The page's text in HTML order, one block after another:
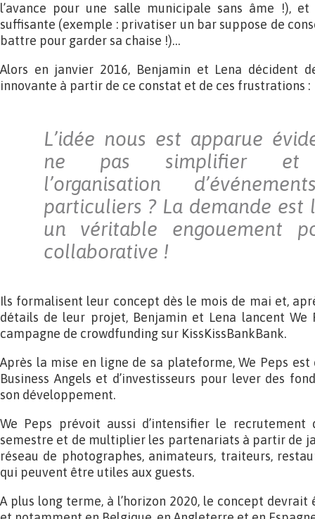
l’avance pour une salle municipale sans âme !),
suffisante (exemple : privatiser un bar suppose de
battre pour garder sa chaise !)…
Alors en janvier 2016, Benjamin et Lena décident
innovante à partir de ce constat et de ces frustrations :
L’idée nous est apparue
ne pas simplifier et
l’organisation
particuliers ? La demande est
un véritable engouement
collaborative !
Ils formalisent leur concept dès le mois de mai et,
détails de leur projet, Benjamin et Lena lancent We
campagne de crowdfunding sur KissKissBankBank.
Après la mise en ligne de sa plateforme, We Peps
Business Angels et d’investisseurs pour lever des
son développement.
We Peps prévoit aussi d’intensifier le recrutement
semestre et de multiplier les partenariats à partir de
réseau de photographes, animateurs, traiteurs,
qui peuvent être utiles aux guests.
A plus long terme, à l’horizon 2020, le concept